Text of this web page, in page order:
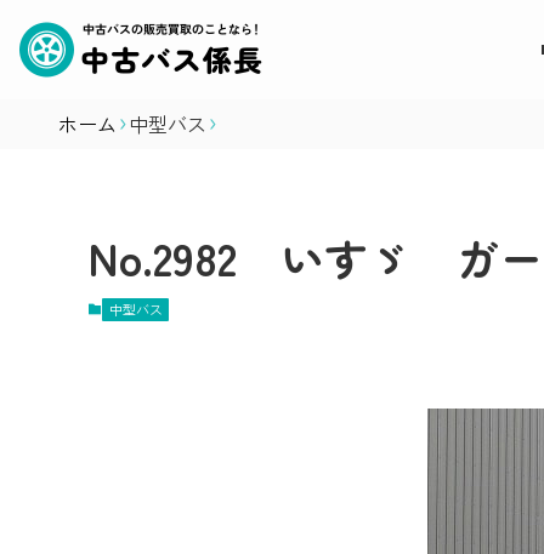
ホーム 中型バス
No.2982 いすゞ
中型バス